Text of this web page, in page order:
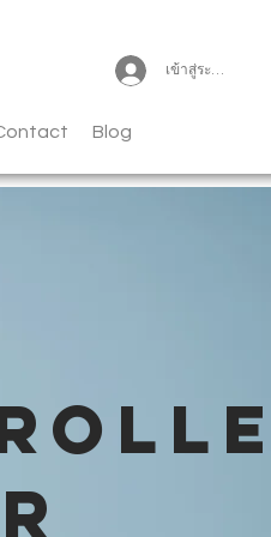
เข้าสู่ระบบ
Blog